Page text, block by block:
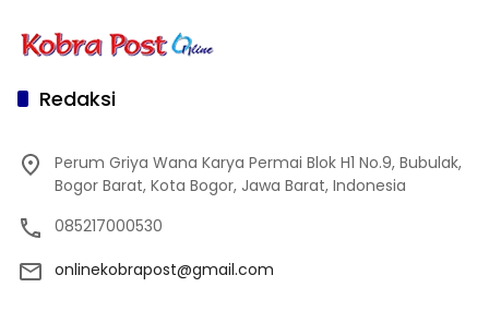
Redaksi
Perum Griya Wana Karya Permai Blok H1 No.9, Bubulak,
Bogor Barat, Kota Bogor, Jawa Barat, Indonesia
085217000530
onlinekobrapost@gmail.com